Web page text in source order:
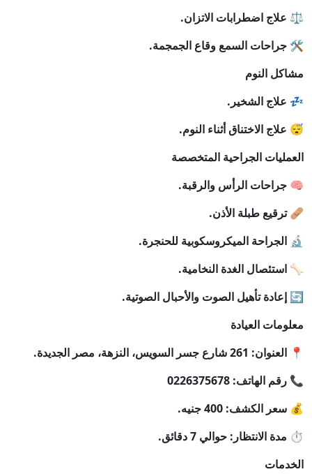
⚖️ علاج اضطرابات الاتزان.
🛠️ جراحات السمع وقاع الجمجمة.
مشاكل النوم
💤 علاج الشخير.
😴 علاج الاختناق أثناء النوم.
العمليات الجراحية المتخصصة
🧠 جراحات الرأس والرقبة.
🩹 ترقيع طبلة الأذن.
🔬 الجراحة الميكروسكوبية للحنجرة.
🦴 استئصال الغدة النخامية.
🔄 إعادة تأهيل الصوت والأحبال الصوتية.
معلومات العيادة
📍 العنوان: 261 شارع جسر السويس، النزهة، مصر الجديدة.
📞 رقم الهاتف: 0226375678
💰 سعر الكشف: 400 جنيه.
⏱️ مدة الانتظار: حوالي 7 دقائق.
الخدمات